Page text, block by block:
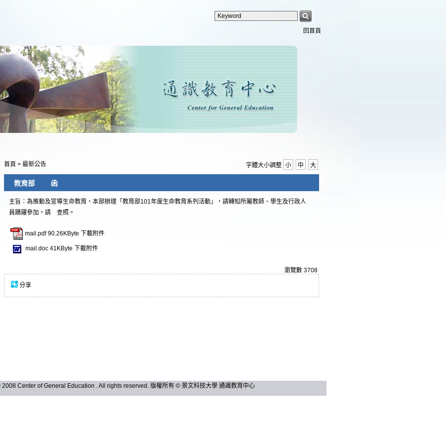
回首頁
首頁 > 最新公告 字體大小調整 小 中 大
教育部 函
主旨：為推動及宣導生命教育，本部辦理「教育部101年度生命教育系列活動」，請轉知所屬教師、學生及行政人
員踴躍參加，請 查照。
mail.pdf 90.26KByte 下載附件
mail.doc 41KByte 下載附件
瀏覽數 3708
分享
Center of General Education . All rights reserved. 版權所有 © 景文科技大學 通識教育中心